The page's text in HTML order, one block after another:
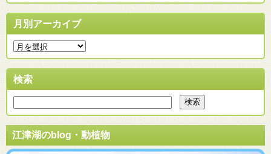
月別アーカイブ
検索
江津湖のblog・動植物